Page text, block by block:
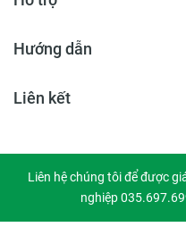
Hướng dẫn
Liên kết
Liên hệ chúng tôi để được
nghiệp